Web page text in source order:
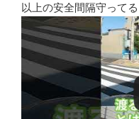
以上の安全間隔守って